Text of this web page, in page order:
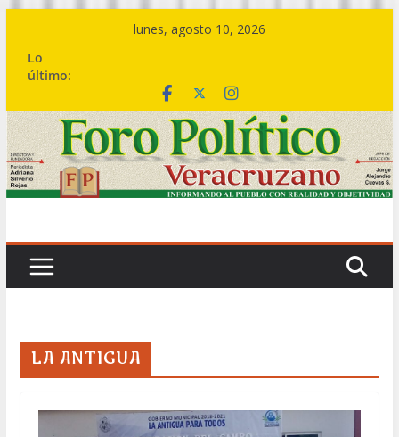
contenido
lunes, agosto 10, 2026
Lo
último:
LA ANTIGUA